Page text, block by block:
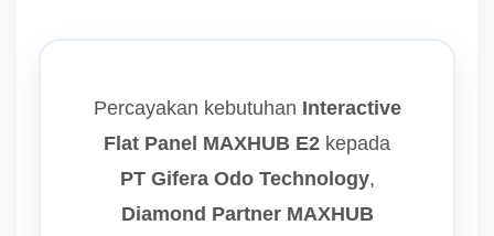
Percayakan kebutuhan Interactive
Flat Panel MAXHUB E2 kepada
PT Gifera Odo Technology,
Diamond Partner MAXHUB